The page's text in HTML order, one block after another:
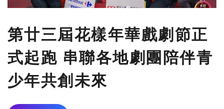
第廿三屆花樣年華戲劇節正
式起跑 串聯各地劇團陪伴青
少年共創未來